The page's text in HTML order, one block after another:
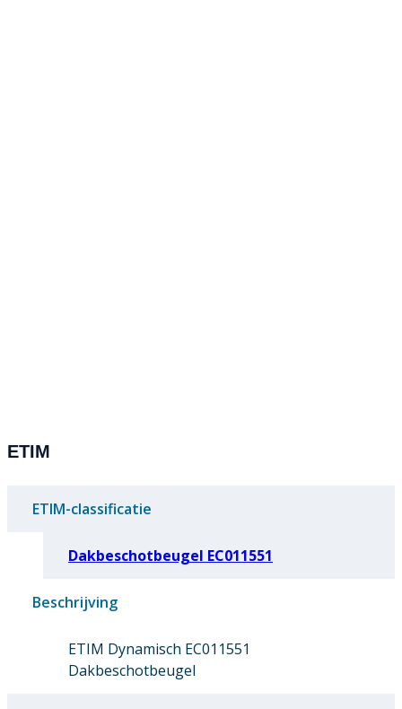
ETIM
ETIM-classificatie
Dakbeschotbeugel EC011551
Beschrijving
ETIM Dynamisch EC011551
Dakbeschotbeugel